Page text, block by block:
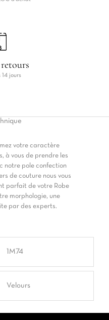
14 jours
votre caractère
à vous de prendre les
notre pole confection
de couture nous vous
parfait de votre Robe
morphologie, une
par des experts.
1M74
Velours